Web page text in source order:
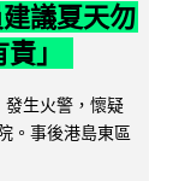
議夏天勿
」
生火警，懷疑
。事後港島東區